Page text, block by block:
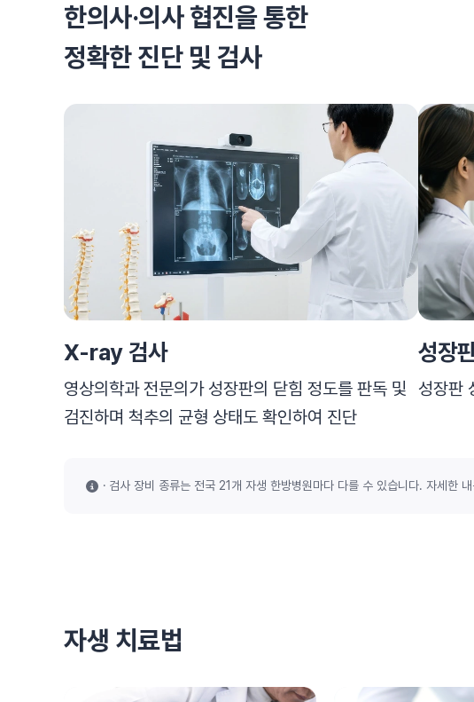
한의사·의사 협진을 통한
정확한 진단 및 검사
X-ray 검사
영상의학과 전문의가 성장판의 닫힘 정도를 판독 및
검진하며 척추의 균형 상태도 확인하여 진단
성장
성장판
검사 장비 종류는 전국 21개 자생 한방병원마다 다를 수 있습니다. 자세
자생 치료법